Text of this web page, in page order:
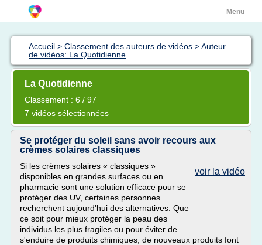
Menu
Accueil > Classement des auteurs de vidéos >Auteur
de vidéos: La Quotidienne
La Quotidienne
Classement : 6 / 97
7 vidéos sélectionnées
Se protéger du soleil sans avoir recours aux
crèmes solaires classiques
voir la vidéo
Si les crèmes solaires « classiques »
disponibles en grandes surfaces ou en
pharmacie sont une solution efficace pour se
protéger des UV, certaines personnes
recherchent aujourd'hui des alternatives. Que
ce soit pour mieux protéger la peau des
individus les plus fragiles ou pour éviter de
s'enduire de produits chimiques, de nouveaux produits font